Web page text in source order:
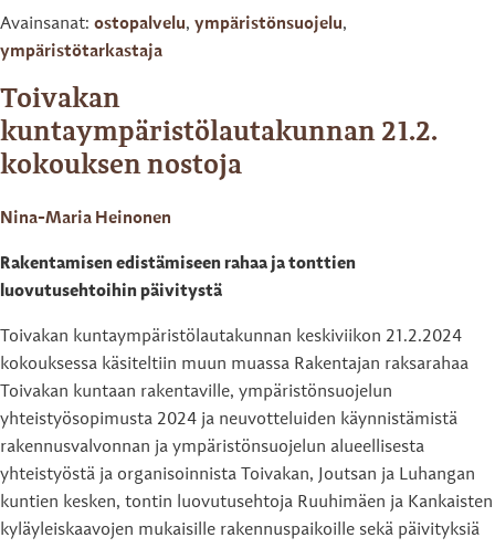
Avainsanat: ostopalvelu, ympäristönsuojelu,
ympäristötarkastaja
Toivakan
kuntaympäristölautakunnan 21.2.
kokouksen nostoja
Nina-Maria Heinonen
Rakentamisen edistämiseen rahaa ja tonttien
luovutusehtoihin päivitystä
Toivakan kuntaympäristölautakunnan keskiviikon 21.2.2024
kokouksessa käsiteltiin muun muassa Rakentajan raksarahaa
Toivakan kuntaan rakentaville, ympäristönsuojelun
yhteistyösopimusta 2024 ja neuvotteluiden käynnistämistä
rakennusvalvonnan ja ympäristönsuojelun alueellisesta
yhteistyöstä ja organisoinnista Toivakan, Joutsan ja Luhangan
kuntien kesken, tontin luovutusehtoja Ruuhimäen ja Kankaisten
kyläyleiskaavojen mukaisille rakennuspaikoille sekä päivityksiä